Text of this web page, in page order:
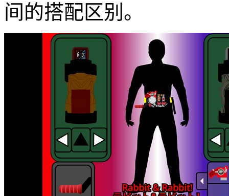
间的搭配区别。